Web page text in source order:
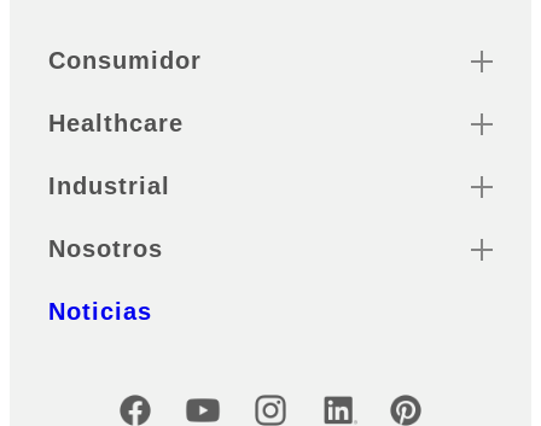
Sitemap
Consumidor
Healthcare
Industrial
Nosotros
Noticias
Cuentas oficiales de redes sociales